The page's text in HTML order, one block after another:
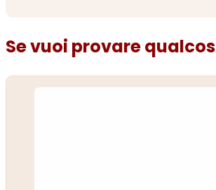
Se vuoi provare